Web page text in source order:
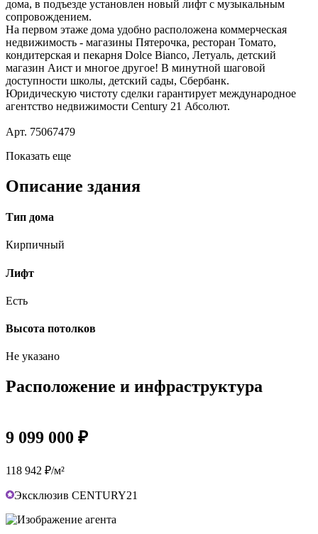
дома, в подъезде установлен новый лифт с музыкальным
сопровождением.
На первом этаже дома удобно расположена коммерческая
недвижимость - магазины Пятерочка, ресторан Томато,
кондитерская и пекарня Dolce Bianco, Летуаль, детский
магазин Аист и многое другое! В минутной шаговой
доступности школы, детский сады, Сбербанк.
Юридическую чистоту сделки гарантирует международное
агентство недвижимости Сеntury 21 Абсолют.
Арт. 75067479
Показать еще
Описание здания
Тип дома
Кирпичный
Лифт
Есть
Высота потолков
Не указано
Расположение и инфраструктура
9 099 000 ₽
118 942 ₽/м²
Эксклюзив CENTURY21